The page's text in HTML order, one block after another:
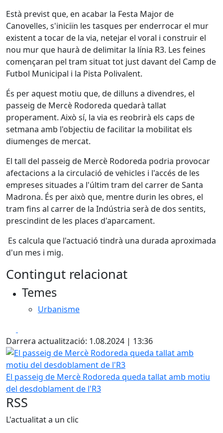
Està previst que, en acabar la Festa Major de
Canovelles, s'iniciïn les tasques per enderrocar el mur
existent a tocar de la via, netejar el voral i construir el
nou mur que haurà de delimitar la línia R3. Les feines
començaran pel tram situat tot just davant del Camp de
Futbol Municipal i la Pista Polivalent.
És per aquest motiu que, de dilluns a divendres, el
passeig de Mercè Rodoreda quedarà tallat
properament. Això sí, la via es reobrirà els caps de
setmana amb l'objectiu de facilitar la mobilitat els
diumenges de mercat.
El tall del passeig de Mercè Rodoreda podria provocar
afectacions a la circulació de vehicles i l'accés de les
empreses situades a l'últim tram del carrer de Santa
Madrona. És per això que, mentre durin les obres, el
tram fins al carrer de la Indústria serà de dos sentits,
prescindint de les places d'aparcament.
Es calcula que l'actuació tindrà una durada aproximada
d'un mes i mig.
Contingut relacionat
Temes
Urbanisme
Darrera actualització: 1.08.2024 | 13:36
El passeig de Mercè Rodoreda queda tallat amb motiu
El passeig de Mercè Rodoreda queda tallat amb motiu
del desdoblament de l'R3
RSS
L'actualitat a un clic